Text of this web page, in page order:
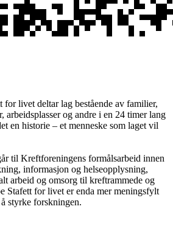
livet deltar lag bestående av familier,
arbeidsplasser og andre i en 24 timer lang
en historie – et menneske som laget vil
til Kreftforeningens formålsarbeid innen
informasjon og helseopplysning,
arbeid og omsorg til kreftrammede og
Stafett for livet er enda mer meningsfylt
styrke forskningen.